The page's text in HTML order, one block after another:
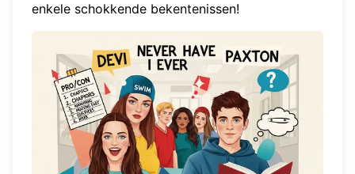
enkele schokkende bekentenissen!